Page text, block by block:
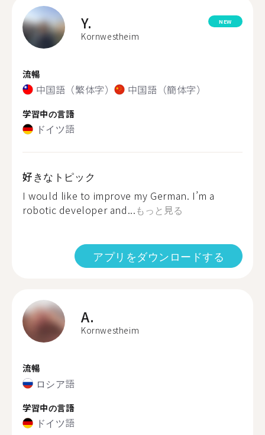
Y.
Kornwestheim
NEW
流暢
中国語（繁体字） 中国語（簡体字）
学習中の言語
ドイツ語
好きなトピック
I would like to improve my German. I’m a
robotic developer and...もっと見る
アプリをダウンロードする
A.
Kornwestheim
流暢
ロシア語
学習中の言語
ドイツ語